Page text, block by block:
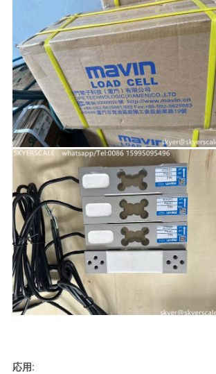
だ
さ
い
地
図
PRIVACY
POLICY
応用: